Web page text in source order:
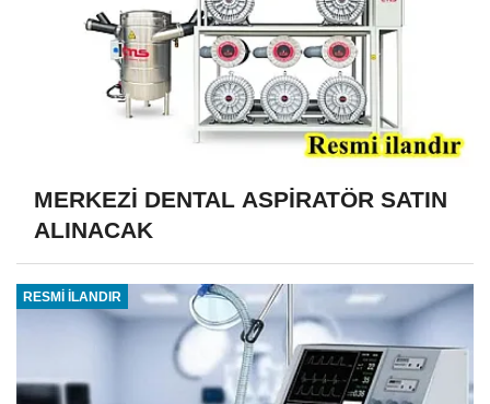
MERKEZİ DENTAL ASPİRATÖR SATIN
ALINACAK
RESMİ İLANDIR